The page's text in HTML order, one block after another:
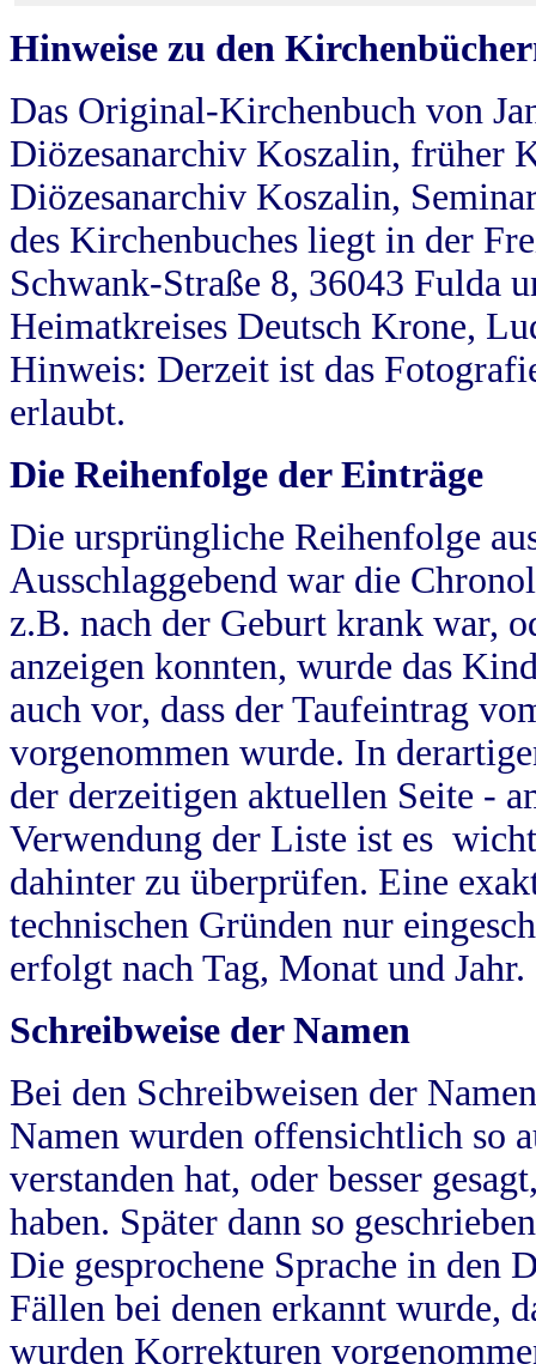
Hinweise zu den
Das Original-Kirchenbuch von
Diözesanarchiv Koszalin, früher
Diözesanarchiv Koszalin,
des Kirchenbuches liegt in der
Schwank-Straße 8, 36043 Fulda
Heimatkreises Deutsch Krone,
Hinweis: Derzeit ist das
erlaubt.
Die Reihenfolge der Einträge
Die ursprüngliche Reihenfolge
Ausschlaggebend war die
z.B. nach der Geburt krank war,
anzeigen konnten, wurde das
auch vor, dass der Taufeintrag
vorgenommen wurde. In
der derzeitigen aktuellen Seite -
Verwendung der Liste ist es
dahinter zu überprüfen. Eine
technischen Gründen nur
erfolgt nach Tag, Monat und Jahr.
Schreibweise der Namen
Bei den Schreibweisen der
Namen wurden offensichtlich so
verstanden hat, oder besser
haben. Später dann so
Die gesprochene Sprache in
Fällen bei denen erkannt wurde,
wurden Korrekturen